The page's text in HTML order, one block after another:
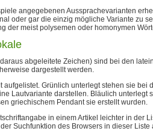
angegebenen Aussprachevarianten
oder gar die einzig mögliche Variante zu
der meist polysemen oder homonymen
abgeleitete Zeichen) sind bei den
dargestellt werden.
aufgelistet. Grünlich unterlegt stehen sie bei
Lautvariante darstellen. Bläulich unterlegt
griechischem Pendant sie erstellt wurden.
in einem Artikel leichter in der
Suchfunktion des Browsers in dieser Liste